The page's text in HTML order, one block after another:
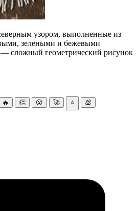
узором, выполненные из
зелеными и бежевыми
сложный геометрический рисунок
🔥 👏 😮 🚀 ⭐ 💩